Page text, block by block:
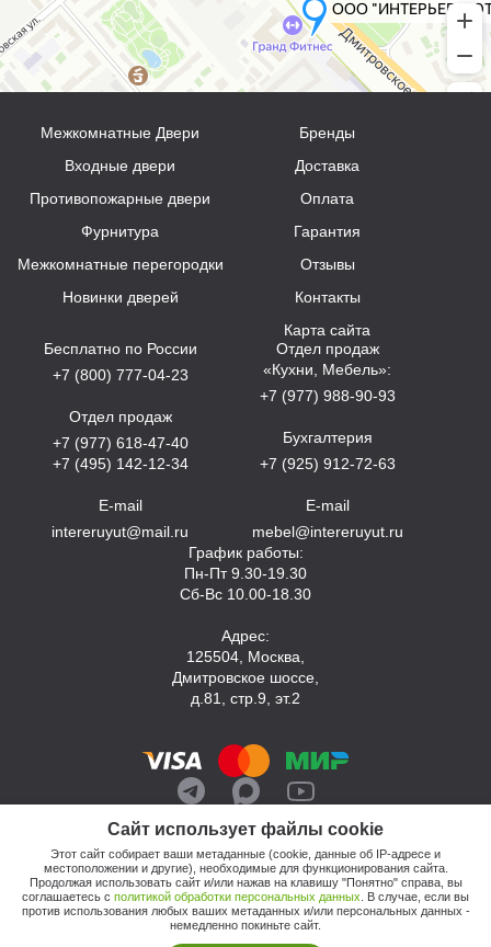
Сайт использует файлы cookie
Этот сайт собирает ваши метаданные (cookie, данные об IP-адресе и
местоположении и другие), необходимые для функционирования сайта.
Продолжая использовать сайт и/или нажав на клавишу "Понятно" справа, вы
соглашаетесь с политикой обработки персональных данных . В случае, если вы
против использования любых ваших метаданных и/или персональных данных -
немедленно покиньте сайт.
Межкомнатные Двери
Входные двери
Противопожарные двери
Фурнитура
Межкомнатные перегородки
Новинки дверей
Бренды
Доставка
Оплата
Гарантия
Отзывы
Контакты
Карта сайта
Бесплатно по России
+7 (800) 777-04-23
Отдел продаж
+7 (977) 618-47-40
+7 (495) 142-12-34
E-mail
intereruyut@mail.ru
Отдел продаж
«Кухни, Мебель»:
+7 (977) 988-90-93
Бухгалтерия
+7 (925) 912-72-63
E-mail
mebel@intereruyut.ru
График работы:
Пн-Пт 9.30-19.30
Сб-Вс 10.00-18.30
Адрес:
125504, Москва,
Дмитровское шоссе,
д.81, стр.9, эт.2
© 2026, Компания «Интерьер Уют»
Политика обработки персональных данных